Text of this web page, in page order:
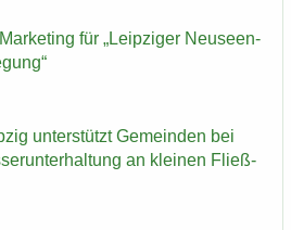
für „Leip­zi­ger Neu­seen­
un­ter­stützt Ge­mein­den bei
an klei­nen Fließ­